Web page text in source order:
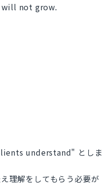
will not grow.
understand" としま
理解をしてもらう必要が